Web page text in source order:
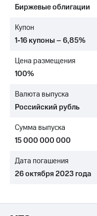
Достижения
Интервью
отчетность
Контакты
Новости
в
и акционерам
Корпоративное
Биржевые облигации
Купон
1-16 купоны – 6,85%
Цена размещения
100%
Валюта выпуска
Российский рубль
Сумма выпуска
15 000 000 000
Дата погашения
26 октября 2023 года